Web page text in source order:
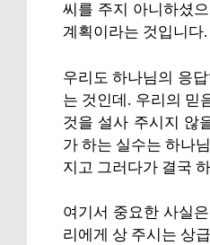
씨를 주지 아니하셨
계획이라는 것입니다.
우리도 하나님의 응
는 것인데. 우리의 믿
것을 설사 주시지 않
가 하는 실수는 하나
지고 그러다가 결국
여기서 중요한 사실
리에게 상 주시는 상